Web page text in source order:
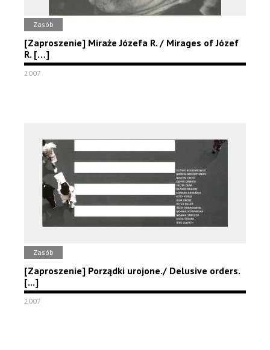
Zasób
[Zaproszenie] Miraże Józefa R. / Mirages of Józef
R. […]
2007
Zasób
[Zaproszenie] Porządki urojone./ Delusive orders.
[...]
2007